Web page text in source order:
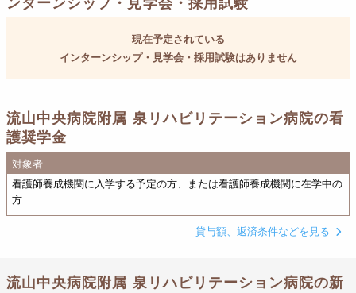
ンターンシップ・見学会・採用試験
現在予定されている
インターンシップ・見学会・採用試験はありません
流山中央病院附属 泉リハビリテーション病院の看
護奨学金
対象者
看護師養成機関に入学する予定の方、または看護師養成機関に在学中の
方
貸与額、返済条件などを見る
流山中央病院附属 泉リハビリテーション病院の新